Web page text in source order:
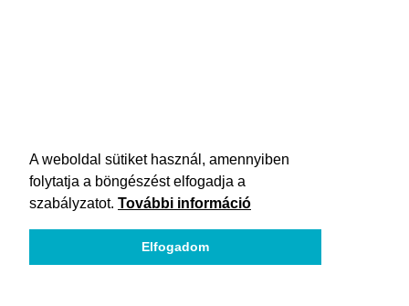
A weboldal sütiket használ, amennyiben
folytatja a böngészést elfogadja a
szabályzatot. További információ
Elfogadom